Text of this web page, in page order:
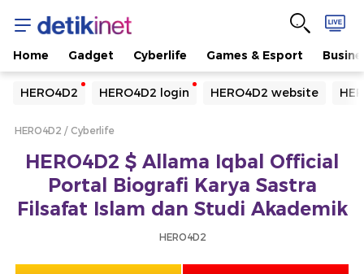
Home Gadget Cyberlife Games & Esport
HERO4D2 HERO4D2 login HERO4D2 website
Yang sedang ramai dicari
Loading...
Loading...
HERO4D2 Cyberlife
HERO4D2 $ Allama Iqbal Official
Portal Biografi Karya Sastra
Filsafat Islam dan Studi Akademik
HERO4D2